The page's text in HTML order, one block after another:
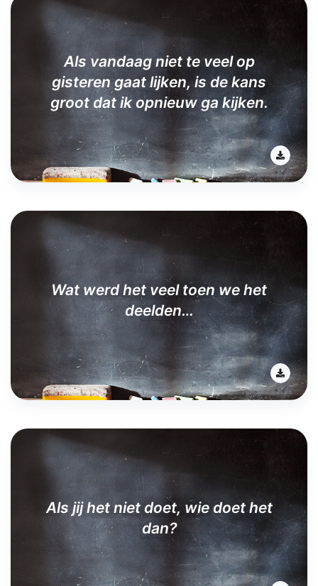
Als vandaag niet te veel op
gisteren gaat lijken, is de kans
groot dat ik opnieuw ga kijken.
Wat werd het veel toen we het
deelden…
Als jij het niet doet, wie doet het
dan?